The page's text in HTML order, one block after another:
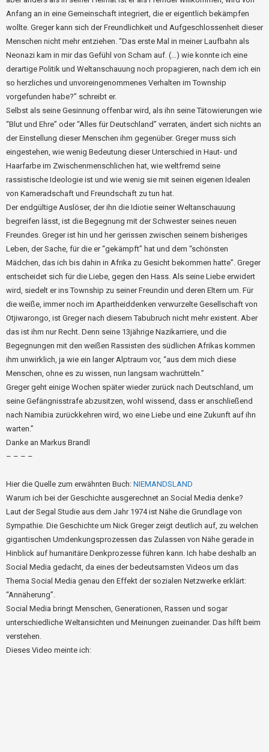
Anfang an in eine Gemeinschaft integriert, die er eigentlich bekämpfen
wollte. Greger kann sich der Freundlichkeit und Aufgeschlossenheit dieser
Menschen nicht mehr entziehen. “Das erste Mal in meiner Laufbahn als
Neonazi kam in mir das Gefühl von Scham auf. (…) wie konnte ich eine
derartige Politik und Weltanschauung noch propagieren, nach dem ich ein
so herzliches und unvoreingenommenes Verhalten im Township
vorgefunden habe?” schreibt er.
Selbst als seine Gesinnung offenbar wird, als ihn seine Tätowierungen wie
“Blut und Ehre” oder “Alles für Deutschland” verraten, ändert sich nichts an
der Einstellung dieser Menschen ihm gegenüber. Greger muss sich
eingestehen, wie wenig Bedeutung dieser Unterschied in Haut- und
Haarfarbe im Zwischenmenschlichen hat, wie weltfremd seine
rassistische Ideologie ist und wie wenig sie mit seinen eigenen Idealen
von Kameradschaft und Freundschaft zu tun hat.
Der endgültige Auslöser, der ihn die Idiotie seiner Weltanschauung
begreifen lässt, ist die Begegnung mit der Schwester seines neuen
Freundes. Greger ist hin und her gerissen zwischen seinem bisheriges
Leben, der Sache, für die er “gekämpft” hat und dem “schönsten
Mädchen, das ich bis dahin in Afrika zu Gesicht bekommen hatte”. Greger
entscheidet sich für die Liebe, gegen den Hass. Als seine Liebe erwidert
wird, siedelt er ins Township zu seiner Freundin und deren Eltern um. Für
die weiße, immer noch im Apartheiddenken verwurzelte Gesellschaft von
Otjiwarongo, ist Greger nach diesem Tabubruch nicht mehr existent. Aber
das ist ihm nur Recht. Denn seine 13jährige Nazikarriere, und die
Begegnungen mit den weißen Rassisten des südlichen Afrikas kommen
ihm unwirklich, ja wie ein langer Alptraum vor, “aus dem mich diese
Menschen, ohne es zu wissen, nun langsam wachrütteln.”
Greger geht einige Wochen später wieder zurück nach Deutschland, um
seine Gefängnisstrafe abzusitzen, wohl wissend, dass er anschließend
nach Namibia zurückkehren wird, wo eine Liebe und eine Zukunft auf ihn
warten.”
Danke an Markus Brandl
– – – –
Hier die Quelle zum erwähnten Buch: NIEMANDSLAND
Warum ich bei der Geschichte ausgerechnet an Social Media denke?
Laut der Segal Studie aus dem Jahr 1974 ist Nähe die Grundlage von
Sympathie. Die Geschichte um Nick Greger zeigt deutlich auf, zu welchen
gigantischen Umdenkungsprozessen das Zulassen von Nähe gerade in
Hinblick auf humanitäre Denkprozesse führen kann. Ich habe deshalb an
Social Media gedacht, da eines der bedeutsamsten Videos um das
Thema Social Media genau den Effekt der sozialen Netzwerke erklärt:
“Annäherung”.
Social Media bringt Menschen, Generationen, Rassen und sogar
unterschiedliche Weltansichten und Meinungen zueinander. Das hilft beim
verstehen.
Dieses Video meinte ich: